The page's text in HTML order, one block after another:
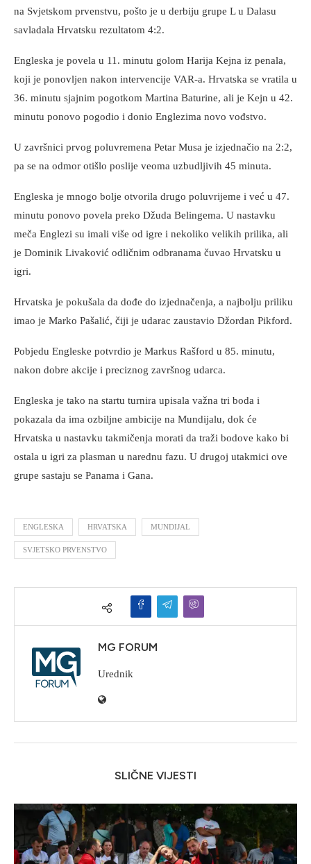
na Svjetskom prvenstvu, pošto je u derbiju grupe L u Dalasu
savladala Hrvatsku rezultatom 4:2.
Engleska je povela u 11. minutu golom Harija Kejna iz penala,
koji je ponovljen nakon intervencije VAR-a. Hrvatska se vratila u
36. minutu sjajnim pogotkom Martina Baturine, ali je Kejn u 42.
minutu ponovo pogodio i donio Englezima novo vođstvo.
U završnici prvog poluvremena Petar Musa je izjednačio na 2:2,
pa se na odmor otišlo poslije veoma uzbudljivih 45 minuta.
Engleska je mnogo bolje otvorila drugo poluvrijeme i već u 47.
minutu ponovo povela preko Džuda Belingema. U nastavku
meča Englezi su imali više od igre i nekoliko velikih prilika, ali
je Dominik Livaković odličnim odbranama čuvao Hrvatsku u
igri.
Hrvatska je pokušala da dođe do izjednačenja, a najbolju priliku
imao je Marko Pašalić, čiji je udarac zaustavio Džordan Pikford.
Pobjedu Engleske potvrdio je Markus Rašford u 85. minutu,
nakon dobre akcije i preciznog završnog udarca.
Engleska je tako na startu turnira upisala važna tri boda i
pokazala da ima ozbiljne ambicije na Mundijalu, dok će
Hrvatska u nastavku takmičenja morati da traži bodove kako bi
ostala u igri za plasman u narednu fazu. U drugoj utakmici ove
grupe sastaju se Panama i Gana.
ENGLESKA HRVATSKA MUNDIJAL
SVJETSKO PRVENSTVO
MG FORUM
Urednik
SLIČNE VIJESTI